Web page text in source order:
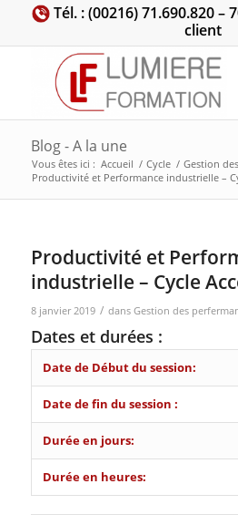
Tél. : (00216) 71.690.820 –
client
Blog - A la une
Vous êtes ici : Accueil / Cycle / Gestion
Productivité et Performance industrielle –
Productivité et
industrielle – Cycle
8 janvier 2019 / dans Gestion des
Dates et durées :
Date de Début du session:
Date de fin du session :
Durée en jours:
Durée en heures: